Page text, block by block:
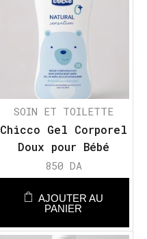
SOIN ET TOILETTE
Chicco Gel Corporel
Doux pour Bébé
Sensation Naturelle
850 DA
AJOUTER AU
PANIER